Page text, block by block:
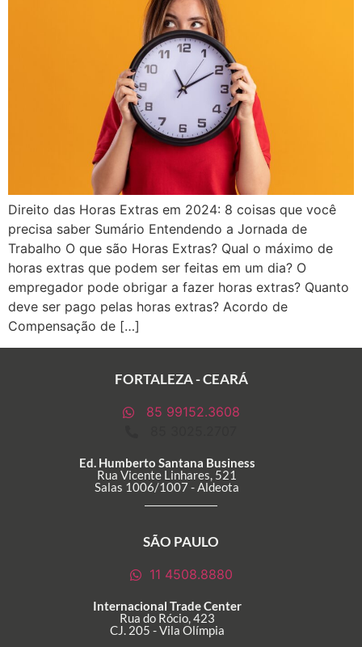
Direito das Horas Extras em 2024: 8 coisas que você
precisa saber Sumário Entendendo a Jornada de
Trabalho O que são Horas Extras? Qual o máximo de
horas extras que podem ser feitas em um dia? O
empregador pode obrigar a fazer horas extras? Quanto
deve ser pago pelas horas extras? Acordo de
Compensação de […]
FORTALEZA - CEARÁ
85 99152.3608
Ed. Humberto Santana Business
Rua Vicente Linhares, 521
Salas 1006/1007 - Aldeota
SÃO PAULO
11 4508.8880
Internacional Trade Center
Rua do Rócio, 423
CJ. 205 - Vila Olímpia